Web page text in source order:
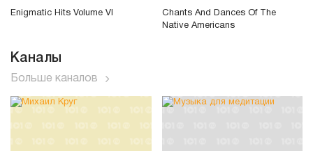
Enigmatic Hits Volume VI
Chants And Dances Of The
Native Americans
Каналы
Больше каналов